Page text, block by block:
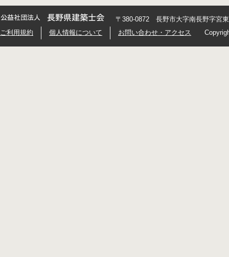
〒380-0872 長野市大字南長野字宮
ご利用規約
個人情報について お問い合わせ・アクセス